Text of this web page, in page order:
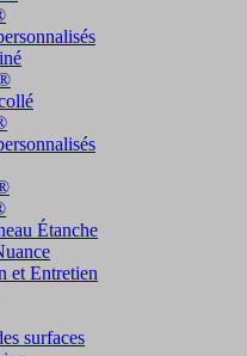
Étanche
et Entretien
surfaces